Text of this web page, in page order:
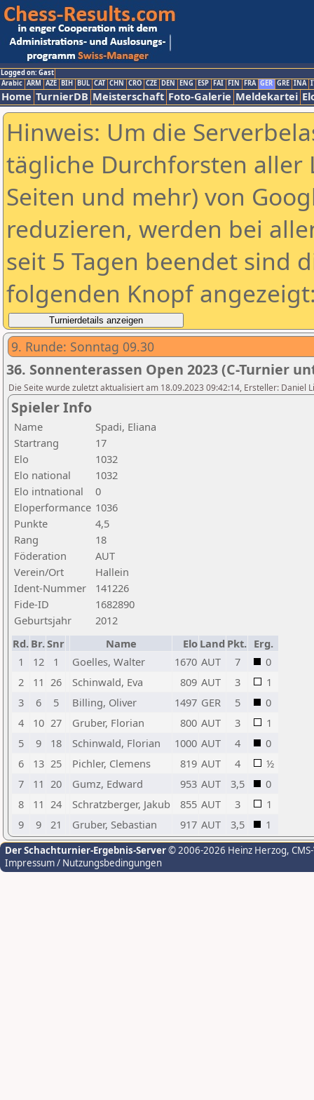
Logged on: Gast
Arabic ARM AZE BIH BUL CAT CHN CRO CZE DEN ENG ESP FAI FIN FRA GER GRE INA
Home TurnierDB Meisterschaft Foto-Galerie Meldekartei
Hinweis: Um die
tägliche Durchforsten aller
Seiten und mehr) von
reduzieren, werden bei
seit 5 Tagen beendet sind
folgenden Knopf
9. Runde: Sonntag 09.30
36. Sonnenterassen Open 2023 (C-Turnier
Die Seite wurde zuletzt aktualisiert am 18.09.2023 09:42:14, Ersteller: Daniel
Spieler Info
Name
Spadi, Eliana
Startrang
17
Elo
1032
Elo national
1032
Elo intnational
0
Eloperformance 1036
Punkte
4,5
Rang
18
Föderation
AUT
Verein/Ort
Hallein
Ident-Nummer
141226
Fide-ID
1682890
Geburtsjahr
2012
Rd. Br.Snr Name Elo Land Pkt. Erg.
1
12 1 Goelles, Walter 1670 AUT 7
0
2
11 26 Schinwald, Eva 809 AUT 3
1
3
6 5 Billing, Oliver 1497 GER 5
0
4
10 27 Gruber, Florian 800 AUT 3
1
5
9 18 Schinwald, Florian 1000 AUT 4
0
6
13 25 Pichler, Clemens 819 AUT 4
½
7
11 20 Gumz, Edward 953 AUT 3,5
0
8
11 24 Schratzberger, Jakub 855 AUT 3
1
9
9 21 Gruber, Sebastian 917 AUT 3,5 1
Der Schachturnier-Ergebnis-Server© 2006-2026 Heinz Herzog,
Impressum / Nutzungsbedingungen